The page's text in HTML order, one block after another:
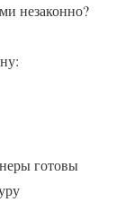
незаконно?
готовы